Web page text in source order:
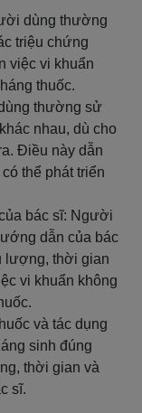
dùng thường
triệu chứng
việc vi khuẩn
thuốc.
thường sử
nhau, dù cho
Điều này dẫn
thể phát triển
bác sĩ: Người
dẫn của bác
lượng, thời gian
vi khuẩn không
và tác dụng
sinh đúng
thời gian và
sĩ.